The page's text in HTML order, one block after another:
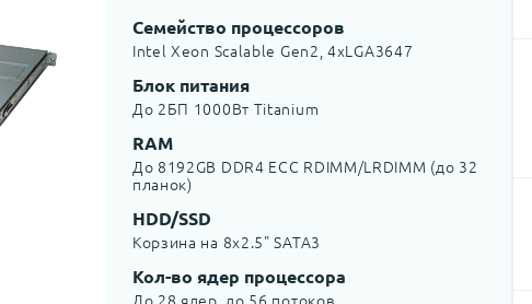
Семейство процессоров
Intel Xeon Scalable Gen2, 4хLGA3647
Блок питания
До 2БП 1000Вт Titanium
RAM
До 8192GB DDR4 ECC RDIMM/LRDIMM (до 32
планок)
HDD/SSD
Корзина на 8x2.5" SATA3
Кол-во ядер процессора
До 28 ядер, до 56 потоков